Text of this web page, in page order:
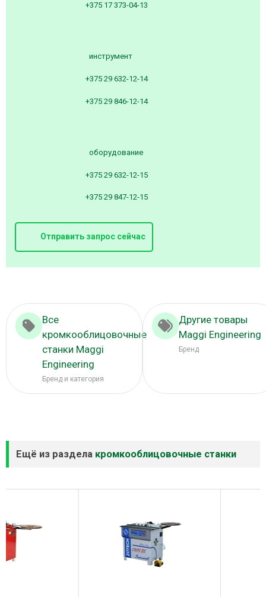
+375 17 373-04-13
инструмент
+375 29 632-12-14
+375 29 846-12-14
оборудование
+375 29 632-12-15
+375 29 847-12-15
Отправить запрос сейчас
Все
кромкооблицовочные
станки Maggi
Engineering
Бренд и категория
Другие товары
Maggi Engineering
Бренд
Ещё из раздела кромкооблицовочные станки